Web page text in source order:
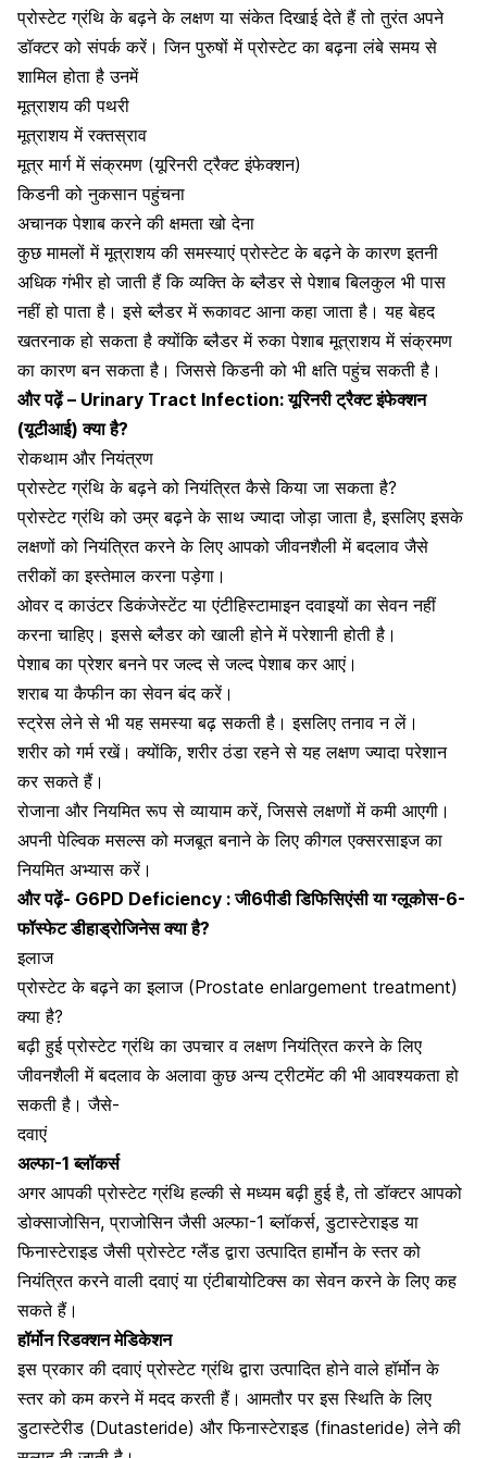
प्रोस्टेट ग्रंथि के बढ़ने के लक्षण या संकेत दिखाई देते हैं तो तुरंत अपने
डॉक्टर को संपर्क करें। जिन पुरुषों में प्रोस्टेट का बढ़ना लंबे समय से
शामिल होता है उनमें
मूत्राशय की पथरी
मूत्राशय में रक्तस्राव
मूत्र मार्ग में संक्रमण (यूरिनरी ट्रैक्ट इंफेक्शन)
किडनी को नुकसान पहुंचना
अचानक पेशाब करने की क्षमता खो देना
कुछ मामलों में मूत्राशय की समस्याएं प्रोस्टेट के बढ़ने के कारण इतनी
अधिक गंभीर हो जाती हैं कि व्यक्ति के ब्लैडर से पेशाब बिलकुल भी पास
नहीं हो पाता है। इसे ब्लैडर में रूकावट आना कहा जाता है। यह बेहद
खतरनाक हो सकता है क्योंकि ब्लैडर में रुका पेशाब मूत्राशय में संक्रमण
का कारण बन सकता है। जिससे किडनी को भी क्षति पहुंच सकती है।
और पढ़ें – Urinary Tract Infection: यूरिनरी ट्रैक्ट इंफेक्शन
(यूटीआई) क्या है?
रोकथाम और नियंत्रण
प्रोस्टेट ग्रंथि के बढ़ने को नियंत्रित कैसे किया जा सकता है?
प्रोस्टेट ग्रंथि को उम्र बढ़ने के साथ ज्यादा जोड़ा जाता है, इसलिए इसके
लक्षणों को नियंत्रित करने के लिए आपको जीवनशैली में बदलाव जैसे
तरीकों का इस्तेमाल करना पड़ेगा।
ओवर द काउंटर डिकंजेस्टेंट या एंटीहिस्टामाइन दवाइयों का सेवन नहीं
करना चाहिए। इससे ब्लैडर को खाली होने में परेशानी होती है।
पेशाब का प्रेशर बनने पर जल्द से जल्द पेशाब कर आएं।
शराब या कैफीन का सेवन बंद करें।
स्ट्रेस लेने से भी यह समस्या बढ़ सकती है। इसलिए तनाव न लें।
शरीर को गर्म रखें। क्योंकि, शरीर ठंडा रहने से यह लक्षण ज्यादा परेशान
कर सकते हैं।
रोजाना और नियमित रूप से व्यायाम करें, जिससे लक्षणों में कमी आएगी।
अपनी पेल्विक मसल्स को मजबूत बनाने के लिएकीगल एक्सरसाइजका
नियमित अभ्यास करें।
और पढ़ें- G6PD Deficiency : जी6पीडी डिफिसिएंसी या ग्लूकोस-6-
फॉस्फेट डीहाड्रोजिनेस क्या है?
इलाज
प्रोस्टेट के बढ़ने का इलाज (Prostate enlargement treatment)
क्या है?
बढ़ी हुई प्रोस्टेट ग्रंथि का उपचार व लक्षण नियंत्रित करने के लिए
जीवनशैली में बदलाव के अलावा कुछ अन्य ट्रीटमेंट की भी आवश्यकता हो
सकती है। जैसे-
दवाएं
अल्फा-1 ब्लॉकर्स
अगर आपकी प्रोस्टेट ग्रंथि हल्की से मध्यम बढ़ी हुई है, तो डॉक्टर आपको
डोक्साजोसिन, प्राजोसिन जैसी अल्फा-1 ब्लॉकर्स, डुटास्टेराइड या
फिनास्टेराइड जैसी प्रोस्टेट ग्लैंड द्वारा उत्पादित हार्मोन के स्तर को
नियंत्रित करने वाली दवाएं या एंटीबायोटिक्स का सेवन करने के लिए कह
सकते हैं।
हॉर्मोन रिडक्शन मेडिकेशन
इस प्रकार की दवाएं प्रोस्टेट ग्रंथि द्वारा उत्पादित होने वाले हॉर्मोन के
स्तर को कम करने में मदद करती हैं। आमतौर पर इस स्थिति के लिए
डुटास्टेरीड (Dutasteride) और फिनास्टेराइड (finasteride) लेने की